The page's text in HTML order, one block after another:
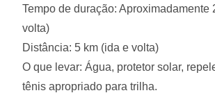
Tempo de duração: Aproximadamente
volta)
Distância: 5 km (ida e volta)
O que levar: Água, protetor solar,
tênis apropriado para trilha.